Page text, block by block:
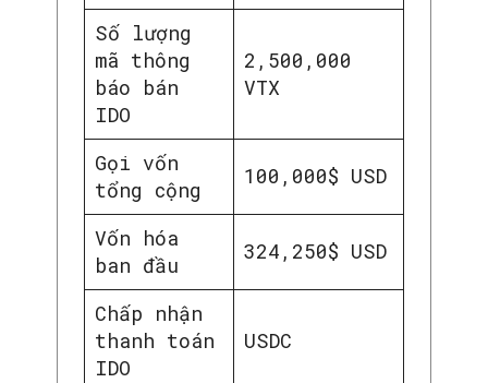
Số lượng
mã thông
báo bán
IDO
2,500,000
VTX
Gọi vốn
tổng cộng
100,000$ USD
Vốn hóa
ban đầu
324,250$ USD
Chấp nhận
thanh toán
IDO
USDC